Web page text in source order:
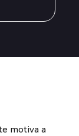
motiva a